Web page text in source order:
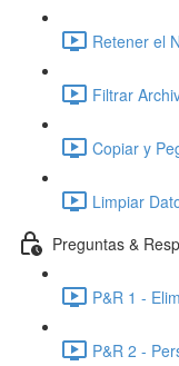
Retener el
Filtrar
Copiar y
Limpiar
Preguntas &
P&R 1 -
P&R 2 -